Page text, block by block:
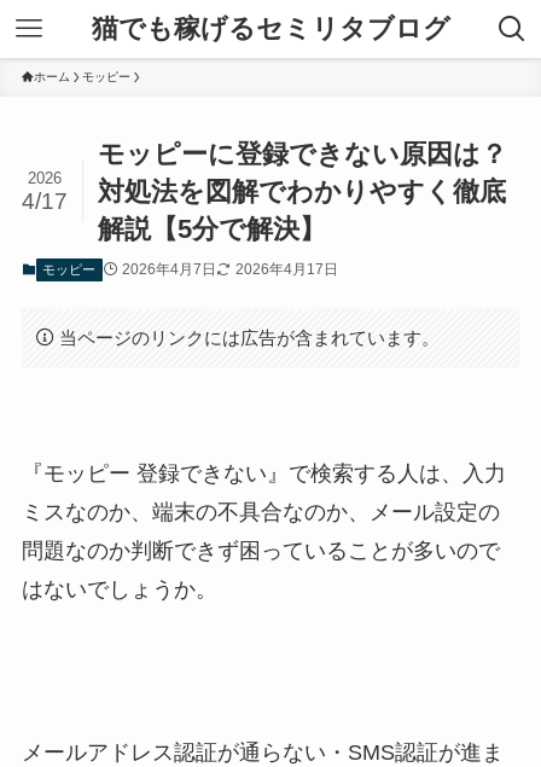
猫でも稼げるセミリタブログ
ホーム モッピー
モッピーに登録できない原因は？
対処法を図解でわかりやすく徹底
解説【5分で解決】
2026
4/17
モッピー 2026年4月7日 2026年4月17日
当ページのリンクには広告が含まれています。
『モッピー 登録できない』で検索する人は、入力
ミスなのか、端末の不具合なのか、メール設定の
問題なのか判断できず困っていることが多いので
はないでしょうか。
メールアドレス認証が通らない・SMS認証が進ま